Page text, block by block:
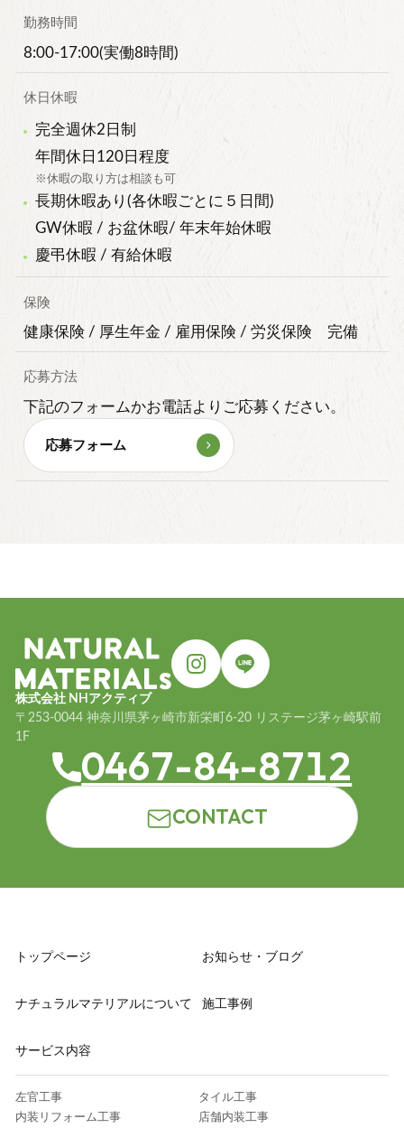
勤務時間
8:00-17:00(実働8時間)
休日休暇
完全週休2日制
年間休日120日程度
※休暇の取り方は相談も可
長期休暇あり(各休暇ごとに５日間)
GW休暇 / お盆休暇/ 年末年始休暇
慶弔休暇 / 有給休暇
保険
健康保険 / 厚生年金 / 雇用保険 / 労災保険 完備
応募方法
下記のフォームかお電話よりご応募ください。
応募フォーム
株式会社 NHアクティブ
〒253-0044 神奈川県茅ヶ崎市新栄町6-20 リステージ茅ヶ崎駅前
1F
0467-84-8712
CONTACT
トップページ お知らせ・ブログ
ナチュラルマテリアルについて 施工事例
サービス内容
左官工事
タイル工事
内装リフォーム工事
店舗内装工事